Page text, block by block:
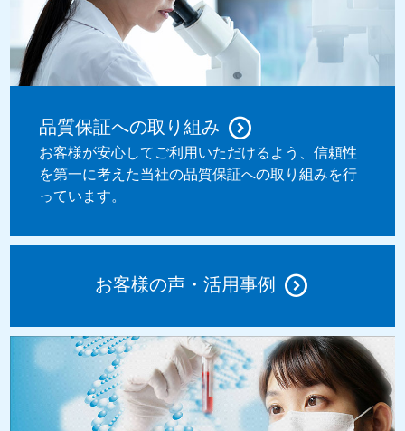
品質保証への取り組み
お客様が安心してご利用いただけるよう、信頼性
を第一に考えた当社の品質保証への取り組みを行
っています。
お客様の声・活用事例